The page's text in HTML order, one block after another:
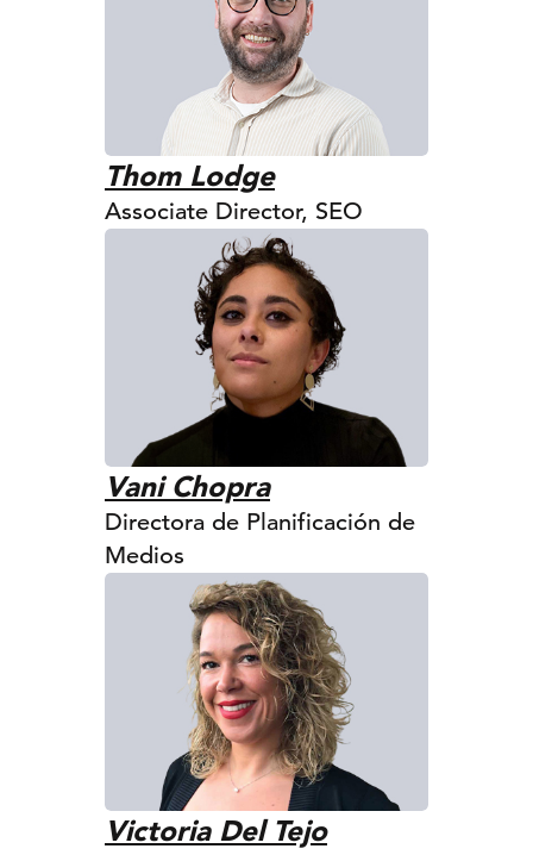
Thom Lodge
Associate Director, SEO
Vani Chopra
Directora de Planificación de
Medios
Victoria Del Tejo